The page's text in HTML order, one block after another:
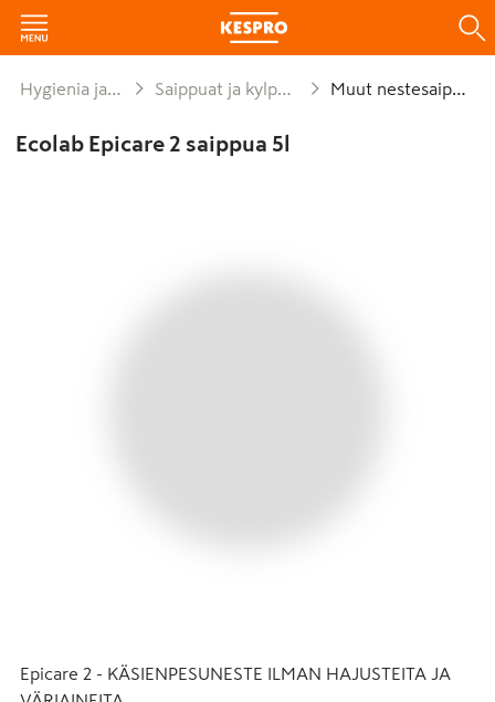
Hygienia ja siivous Saippuat ja kylpytuotteet Muut nestesaippuat
Ecolab Epicare 2 saippua 5l
Epicare 2 - KÄSIENPESUNESTE ILMAN HAJUSTEITA JA